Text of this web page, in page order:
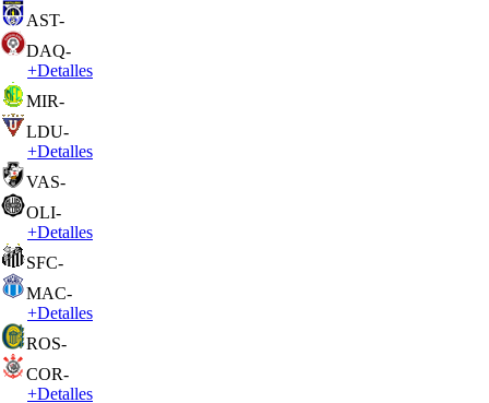
AST-
DAQ-
+Detalles
MIR-
LDU-
+Detalles
VAS-
OLI-
+Detalles
SFC-
MAC-
+Detalles
ROS-
COR-
+Detalles